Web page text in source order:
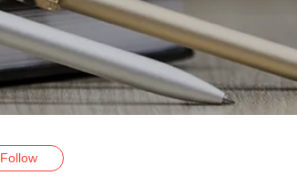
Follow